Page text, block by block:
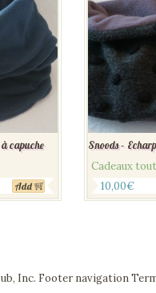
à capuche
Add
Snoods –
Cadeaux
10,00€
Inc. Footer navigation